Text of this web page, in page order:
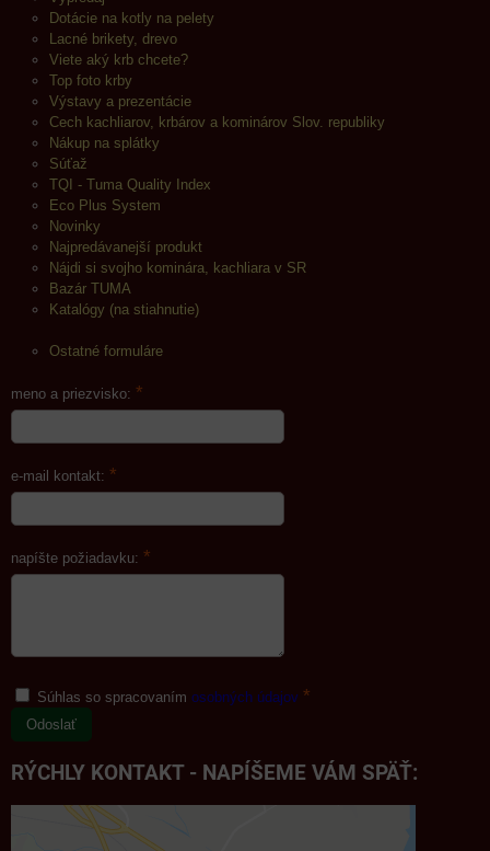
Dotácie na kotly na pelety
Lacné brikety, drevo
Viete aký krb chcete?
Top foto krby
Výstavy a prezentácie
Cech kachliarov, krbárov a kominárov Slov. republiky
Nákup na splátky
Súťaž
TQI - Tuma Quality Index
Eco Plus System
Novinky
Najpredávanejší produkt
Nájdi si svojho kominára, kachliara v SR
Bazár TUMA
Katalógy (na stiahnutie)
Ostatné formuláre
meno a priezvisko: *
e-mail kontakt: *
napíšte požiadavku: *
Súhlas so spracovaním osobných údajov *
Odoslať
RÝCHLY KONTAKT - NAPÍŠEME VÁM SPÄŤ: